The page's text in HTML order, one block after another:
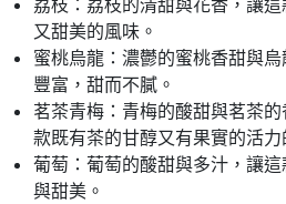
又甜美的風味。
蜜桃烏龍：濃鬱的蜜桃香甜與
豐富，甜而不膩。
茗茶青梅：青梅的酸甜與茗茶
款既有茶的甘醇又有果實的活力
葡萄：葡萄的酸甜與多汁，讓
與甜美。